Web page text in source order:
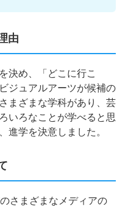
由
決め、「どこに行こ
ジュアルアーツが候補の
まざまな学科があり、芸
いろなことが学べると思
進学を決意しました。
さまざまなメディアの